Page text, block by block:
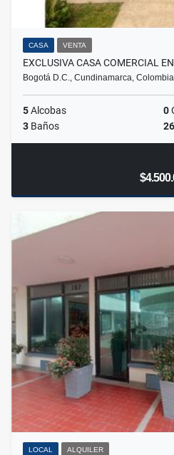
CASA VENTA
EXCLUSIVA CASA COMERCIAL
Bogotá D.C., Cundinamarca, Colombia
5Alcobas 0
3 Baños
LOCAL ALQUILER